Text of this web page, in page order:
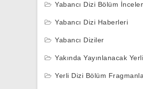
Yabancı Dizi Bölüm
Yabancı Dizi Haberleri
Yabancı Diziler
Yakında Yayınlanacak
Yerli Dizi Bölüm